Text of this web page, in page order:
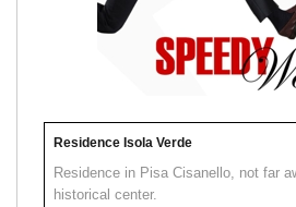
Residence Isola Verde
Residence in Pisa Cisanello, not far
historical center.